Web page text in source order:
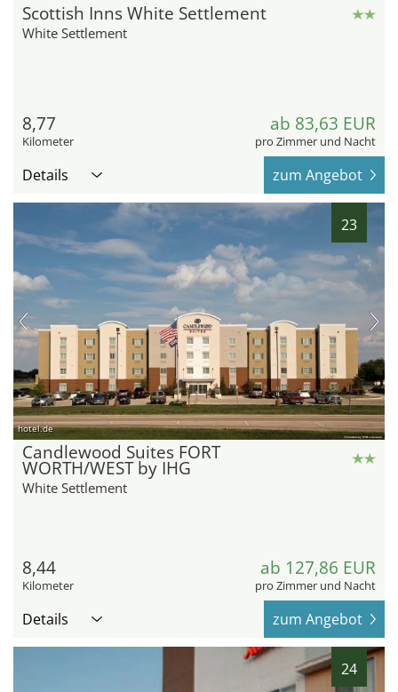
Scottish Inns White Settlement
White Settlement
8,77
Kilometer
ab 83,63 EUR
pro Zimmer und Nacht
Details zum Angebot
23
hotel.de
Candlewood Suites FORT
WORTH/WEST by IHG
White Settlement
8,44
Kilometer
ab 127,86 EUR
pro Zimmer und Nacht
Details zum Angebot
24